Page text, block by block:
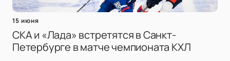
15 июня
СКА и «Лада» встретятся в Санкт-
Петербурге в матче чемпионата КХЛ